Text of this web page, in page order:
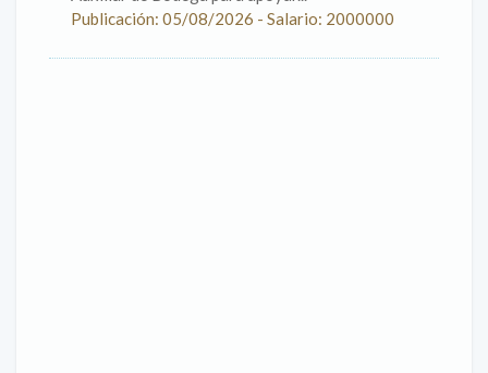
Publicación: 05/08/2026 - Salario: 2000000